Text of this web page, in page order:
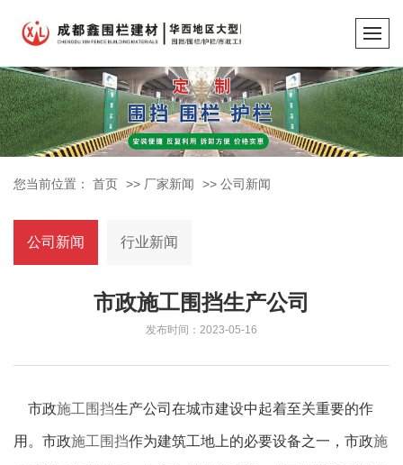
您当前位置： 首页 >> 厂家新闻 >> 公司新闻
公司新闻 行业新闻
市政施工围挡生产公司
发布时间：2023-05-16
市政施工围挡生产公司在城市建设中起着至关重要的作
用。市政施工围挡作为建筑工地上的必要设备之一，市政施